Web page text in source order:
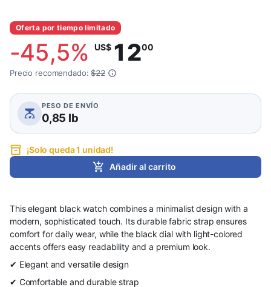
Oferta por tiempo limitado
-45,5% US$ 1200
Precio recomendado:$22
PESO DE ENVÍO
0,85 lb
¡Solo queda 1 unidad!
Añadir al carrito
This elegant black watch combines a minimalist design with a
modern, sophisticated touch. Its durable fabric strap ensures
comfort for daily wear, while the black dial with light-colored
accents offers easy readability and a premium look.
✔ Elegant and versatile design
✔ Comfortable and durable strap